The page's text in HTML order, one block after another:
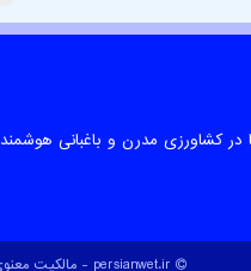
کشاورزی مدرن و باغبانی هوشمند